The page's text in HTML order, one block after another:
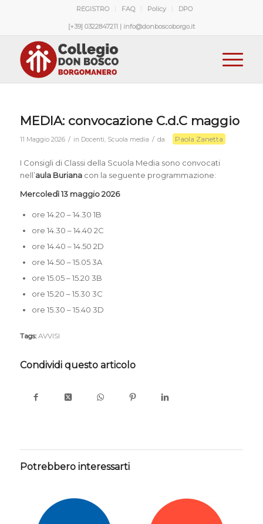
REGISTRO FAQ Policy DPO
[+39] 0322847211 | info@donboscoborgo.it
MEDIA: convocazione C.d.C maggio
11 Maggio 2026 / in Docenti, Scuola media / da Paola Zanetta
I Consigli di Classi della Scuola Media sono convocati
nell’aula Burianacon la seguente programmazione:
Mercoledì 13 maggio 2026
ore 14.20 – 14.30 1B
ore 14.30 – 14.40 2C
ore 14.40 – 14.50 2D
ore 14.50 – 15.05 3A
ore 15.05 – 15.20 3B
ore 15.20 – 15.30 3C
ore 15.30 – 15.40 3D
Tags: AVVISI
Condividi questo articolo
Potrebbero interessarti